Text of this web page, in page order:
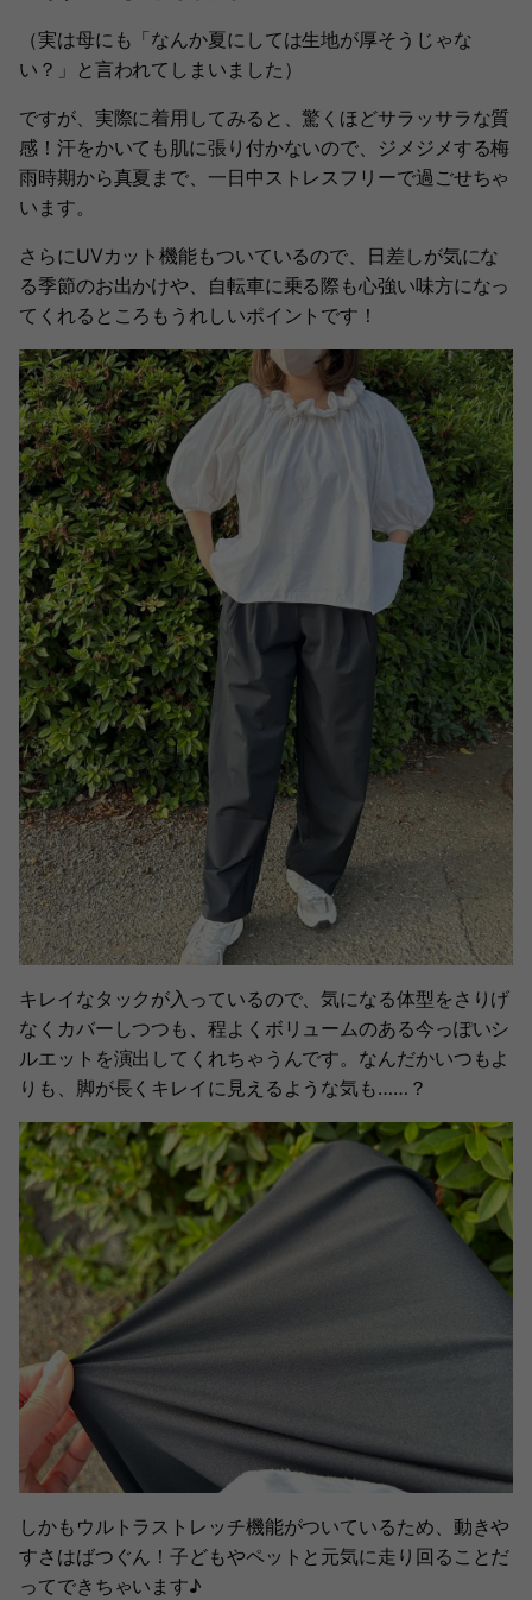
（実は母にも「なんか夏にしては生地が厚そうじゃな
い？」と言われてしまいました）
ですが、実際に着用してみると、驚くほどサラッサラな質
感！汗をかいても肌に張り付かないので、ジメジメする梅
雨時期から真夏まで、一日中ストレスフリーで過ごせちゃ
います。
さらにUVカット機能もついているので、日差しが気にな
る季節のお出かけや、自転車に乗る際も心強い味方になっ
てくれるところもうれしいポイントです！
キレイなタックが入っているので、気になる体型をさりげ
なくカバーしつつも、程よくボリュームのある今っぽいシ
ルエットを演出してくれちゃうんです。なんだかいつもよ
りも、脚が長くキレイに見えるような気も……？
しかもウルトラストレッチ機能がついているため、動きや
すさはばつぐん！子どもやペットと元気に走り回ることだ
ってできちゃいます♪